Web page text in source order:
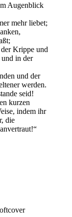
Augenblick
mehr liebet;
Krippe und
in der
und der
werden.
seid!
kurzen
indem ihr
die